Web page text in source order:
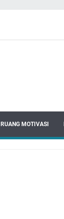
RUANG MOTIVASI